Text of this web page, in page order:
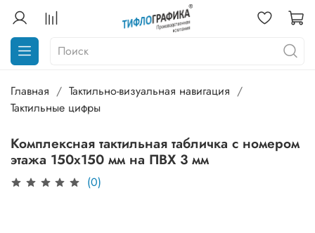
Главная
Тактильно-визуальная навигация
Тактильные цифры
Комплексная тактильная табличка с номером
этажа 150х150 мм на ПВХ 3 мм
(0)